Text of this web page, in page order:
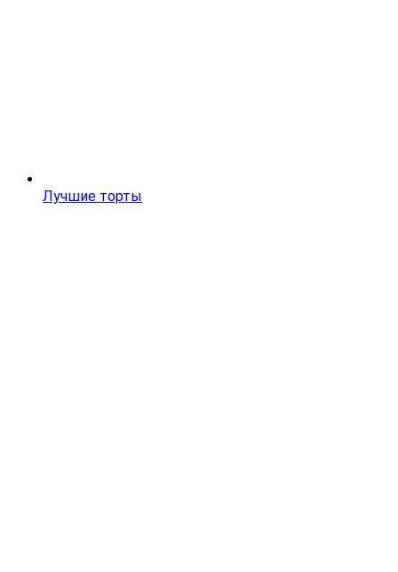
Лучшие торты